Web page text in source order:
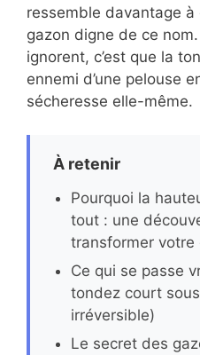
ressemble davantage à
gazon digne de ce
ignorent, c’est que la
ennemi d’une pelouse
sécheresse elle-même.
À retenir
Pourquoi la
tout : une
transformer votre
Ce qui se passe
tondez court
irréversible)
Le secret des